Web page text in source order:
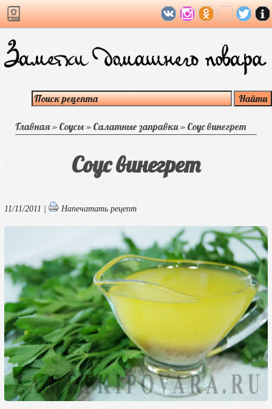
Главная» Соусы» Салатные заправки» Соус винегрет
Соус винегрет
11/11/2011 | Напечатать рецепт